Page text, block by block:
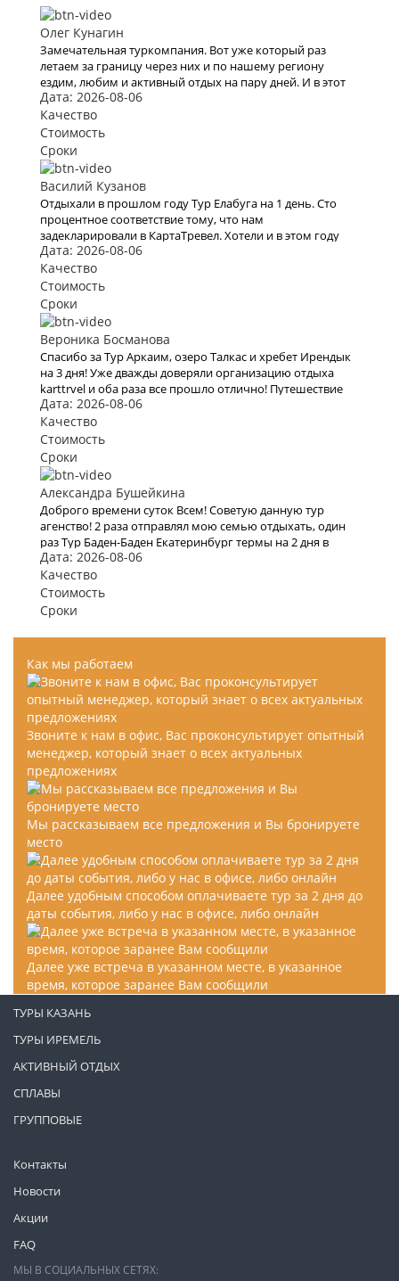
Олег Кунагин
Замечательная туркомпания. Вот уже который раз
летаем за границу через них и по нашему региону
ездим, любим и активный отдых на пару дней. И в этот
раз тоже купили очередной тур через них. Вежливый
персонал , дружественный коллектив. Быстро и
моментально нашли тур по всем нашим параметрам , в
итоге мы выбрали Тур в Уфу на 3 дня. Спасибо всему
коллективу кампании. В следующий раз обязательно
воспользуемся вашими услугами .
Дата: 2026-08-06
Качество
Стоимость
Сроки
Василий Кузанов
Отдыхали в прошлом году Тур Елабуга на 1 день. Сто
процентное соответствие тому, что нам
задекларировали в КартаТревел. Хотели и в этом году
воспользоваться их услугами, но видимо эта пандемия
все испортит.
Дата: 2026-08-06
Качество
Стоимость
Сроки
Вероника Босманова
Спасибо за Тур Аркаим, озеро Талкас и хребет Ирендык
на 3 дня! Уже дважды доверяли организацию отдыха
karttrvel и оба раза все прошло отлично! Путешествие
было с маленьким ребёнком поэтому к выбору тура
подходили особенно трепетно. Большое спасибо за
помощь во всех организационных вопросах, быстрое
оформление виз и такое внимательное отношение!
Дата: 2026-08-06
Качество
Стоимость
Сроки
Александра Бушейкина
Доброго времени суток Всем! Советую данную тур
агенство! 2 раза отправлял мою семью отдыхать, один
раз Тур Баден-Баден Екатеринбург термы на 2 дня в
начале 2020 года, и второй раз решили полететь на
моря а именно в Турцию, все понравилось, буду
рекомендовать.
Дата: 2026-08-06
Качество
Стоимость
Сроки
Как мы работаем
Звоните к нам в офис, Вас проконсультирует опытный
менеджер, который знает о всех актуальных
предложениях
Мы рассказываем все предложения и Вы бронируете
место
Далее удобным способом оплачиваете тур за 2 дня до
даты события, либо у нас в офисе, либо онлайн
Далее уже встреча в указанном месте, в указанное
время, которое заранее Вам сообщили
Контакты
Новости
Акции
FAQ
ТУРЫ КАЗАНЬ
ТУРЫ ИРЕМЕЛЬ
АКТИВНЫЙ ОТДЫХ
СПЛАВЫ
ГРУППОВЫЕ
МЫ В СОЦИАЛЬНЫХ СЕТЯХ: